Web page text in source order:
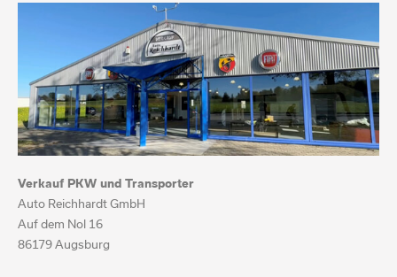
Verkauf PKW und Transporter
Auto Reichhardt GmbH
Auf dem Nol 16
86179 Augsburg